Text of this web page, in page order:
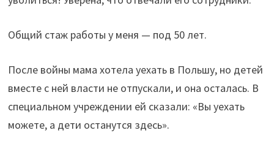
Общий стаж работы у меня — под 50 лет.
После войны мама хотела уехать в Польшу, но детей
вместе с ней власти не отпускали, и она осталась. В
специальном учреждении ей сказали: «Вы уехать
можете, а дети останутся здесь».